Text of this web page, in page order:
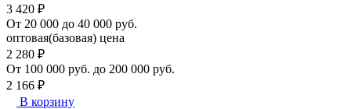
3 420 ₽
От 20 000 до 40 000 руб.
оптовая(базовая) цена
2 280 ₽
От 100 000 руб. до 200 000 руб.
2 166 ₽
В корзину